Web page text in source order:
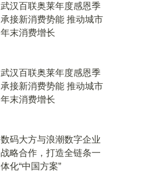
武汉百联奥莱年度感恩季
承接新消费势能 推动城市
年末消费增长
武汉百联奥莱年度感恩季
承接新消费势能 推动城市
年末消费增长
数码大方与浪潮数字企业
战略合作，打造全链条一
体化“中国方案”